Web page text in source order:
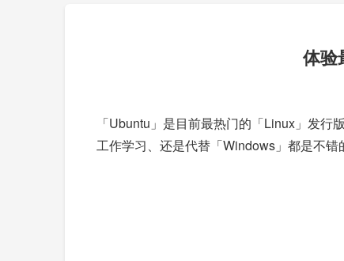
体验
「Ubuntu」是目前最热门的「Linux」发行
工作学习、还是代替「Windows」都是不错